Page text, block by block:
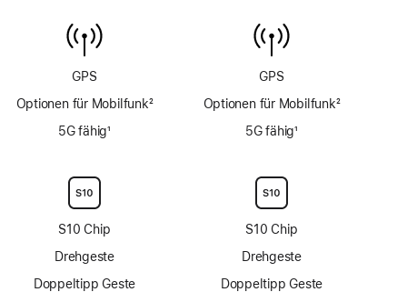
GPS
Optionen für Mobilfunk2
5G fähig1
S10 Chip
Drehgeste
Doppeltipp Geste
GPS
Optionen für Mobilfunk2
5G fähig1
S10 Chip
Drehgeste
Doppeltipp Geste